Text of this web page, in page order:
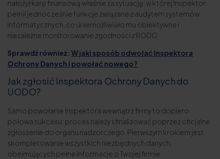
nałożył karę finansową właśnie za sytuację, w której Inspektor
pełnił jednocześnie funkcje związane z audytem systemów
informatycznych, co uniemożliwiało mu obiektywne i
niezależne monitorowanie zgodności z RODO.
Sprawdź również: W jaki sposób odwołać Inspektora
Ochrony Danych i powołać nowego?
Jak zgłosić Inspektora Ochrony Danych do
UODO?
Samo powołanie Inspektora wewnątrz firmy to dopiero
połowa sukcesu; proces należy sfinalizować poprzez oficjalne
zgłoszenie do organu nadzorczego. Pierwszym krokiem jest
skompletowanie wszystkich niezbędnych danych,
obejmujących pełne informacje o Twojej firmie